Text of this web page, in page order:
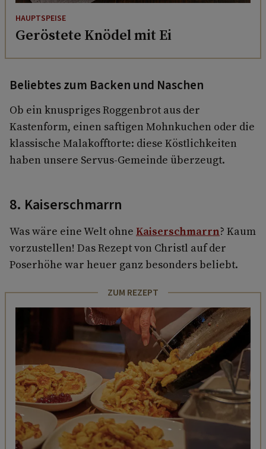
HAUPTSPEISE
Geröstete Knödel mit Ei
Beliebtes zum Backen und Naschen
Ob ein knuspriges Roggenbrot aus der
Kastenform, einen saftigen Mohnkuchen oder die
klassische Malakofftorte: diese Köstlichkeiten
haben unsere Servus-Gemeinde überzeugt.
8. Kaiserschmarrn
Was wäre eine Welt ohne Kaiserschmarrn? Kaum
vorzustellen! Das Rezept von Christl auf der
Poserhöhe war heuer ganz besonders beliebt.
ZUM REZEPT